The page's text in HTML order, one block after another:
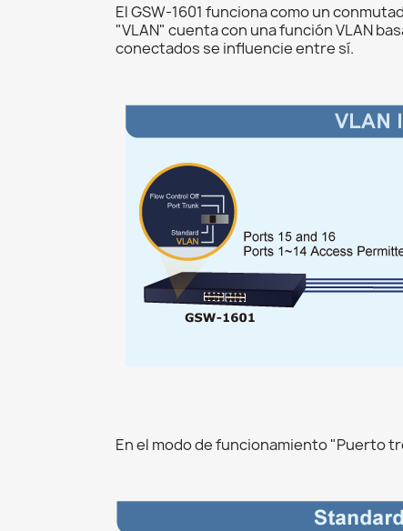
El GSW-1601 funciona como un
"VLAN" cuenta con una función VLAN
conectados se influencie entre sí.
En el modo de funcionamiento "Puerto